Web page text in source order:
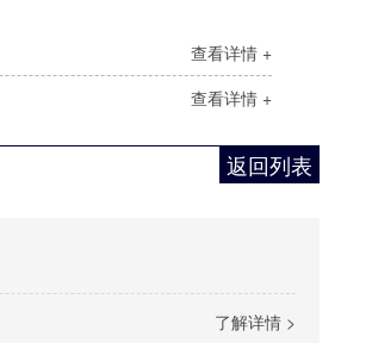
查看详情 +
查看详情 +
返回列表
了解详情 >